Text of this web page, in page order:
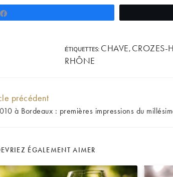
ÉTIQUETTES: CHAVE, CROZES-
RHÔNE
précédent
à Bordeaux : premières impressions du
ÉGALEMENT AIMER